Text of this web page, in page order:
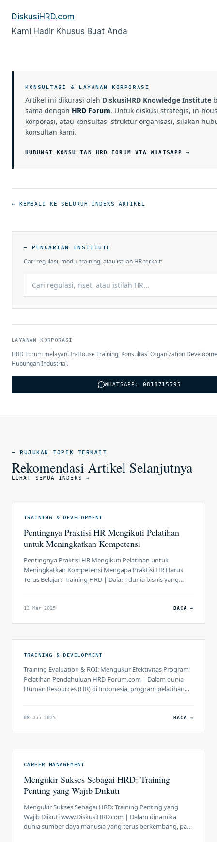
— PENCARIAN INSTITUTE
Cari regulasi, modul training, atau istilah HR terkait:
LAYANAN KORPORASI
HRD Forum melayani In-House Training, Konsultasi Organization
Hubungan Industrial.
WHATSAPP: 0818715595
DiskusiHRD.com
Kami Hadir Khusus Buat Anda
KONSULTASI & LAYANAN KORPORASI
Artikel ini dikurasi oleh DiskusiHRD Knowledge Institute
sama dengan HRD Forum. Untuk diskusi strategis, in-
korporasi, atau konsultasi struktur organisasi, silakan
konsultan kami.
HUBUNGI KONSULTAN HRD FORUM VIA WHATSAPP →
← KEMBALI KE SELURUH INDEKS ARTIKEL
— RUJUKAN TOPIK TERKAIT
Rekomendasi Artikel Selanjutnya
LIHAT SEMUA INDEKS →
TRAINING & DEVELOPMENT
Pentingnya Praktisi HR Mengikuti Pelatihan
untuk Meningkatkan Kompetensi
Pentingnya Praktisi HR Mengikuti Pelatihan untuk
Meningkatkan Kompetensi Mengapa Praktisi HR Harus
Terus Belajar? Training HRD | Dalam dunia bisnis yang
dituntut untuk menjadi mitra strategis perusahaan dalam
13 Mar 2025 BACA →
TRAINING & DEVELOPMENT
Training Evaluation & ROI: Mengukur Efektivitas Program
Pelatihan Pendahuluan HRD-Forum.com | Dalam dunia
Human Resources (HR) di Indonesia, program pelatihan
Namun, tanpa evaluasi yang tepat, sulit untuk
Return on Investment (ROI) menjadi […]
08 Jun 2025 BACA →
CAREER MANAGEMENT
Mengukir Sukses Sebagai HRD: Training
Penting yang Wajib Diikuti
Mengukir Sukses Sebagai HRD: Training Penting yang
Wajib Diikuti www.DiskusiHRD.com | Dalam dinamika
dunia sumber daya manusia yang terus berkembang, para